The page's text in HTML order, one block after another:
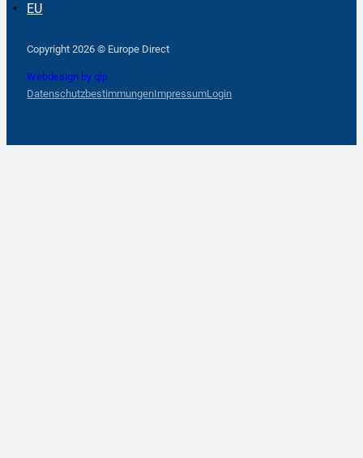
EU
Copyright 2026 © Europe Direct
Webdesign by qlp
DatenschutzbestimmungenImpressumLogin